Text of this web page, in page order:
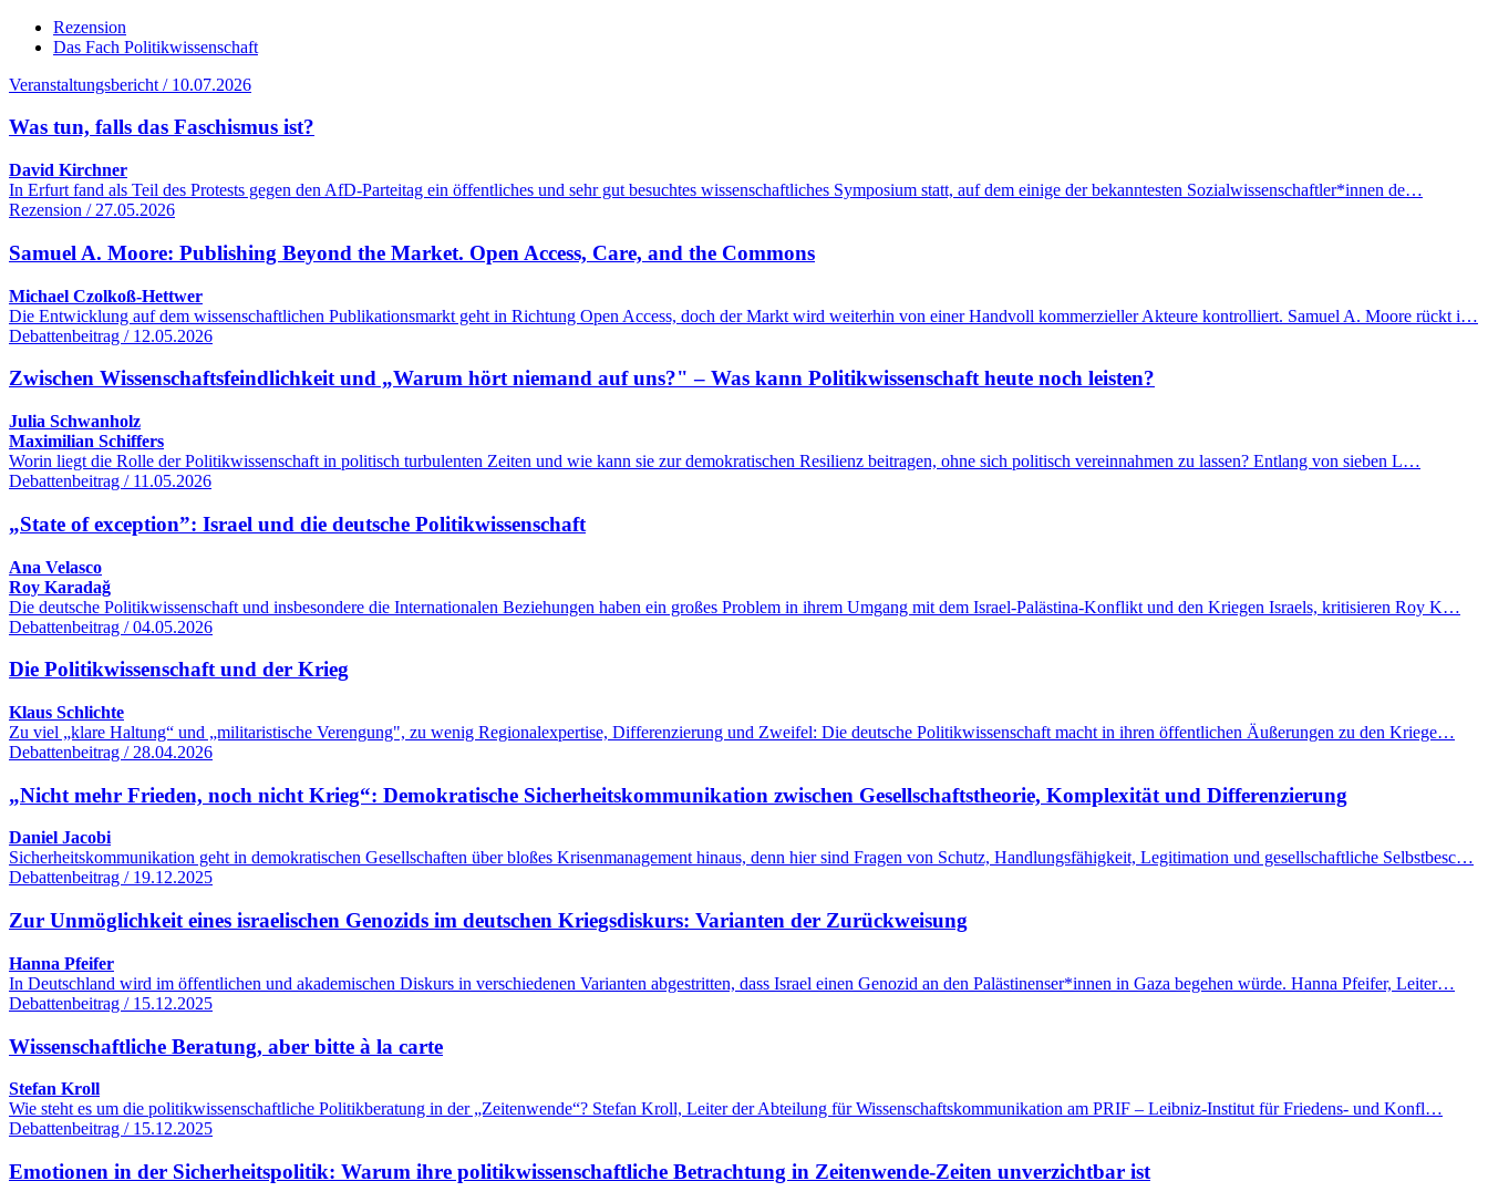
Rezension
Das Fach Politikwissenschaft
Veranstaltungsbericht / 10.07.2026
Was tun, falls das Faschismus ist?
David Kirchner
In Erfurt fand als Teil des Protests gegen den AfD-Parteitag ein öffentliches und sehr gut besuchtes wissenschaftliches Symposium statt, auf dem einige der bekanntesten Sozialwissenschaftler*innen de…
Rezension / 27.05.2026
Samuel A. Moore: Publishing Beyond the Market. Open Access, Care, and the Commons
Michael Czolkoß-Hettwer
Die Entwicklung auf dem wissenschaftlichen Publikationsmarkt geht in Richtung Open Access, doch der Markt wird weiterhin von einer Handvoll kommerzieller Akteure kontrolliert. Samuel A. Moore rückt i…
Debattenbeitrag / 12.05.2026
Zwischen Wissenschaftsfeindlichkeit und „Warum hört niemand auf uns?" – Was kann Politikwissenschaft heute noch leisten?
Julia Schwanholz
Maximilian Schiffers
Worin liegt die Rolle der Politikwissenschaft in politisch turbulenten Zeiten und wie kann sie zur demokratischen Resilienz beitragen, ohne sich politisch vereinnahmen zu lassen? Entlang von sieben L…
Debattenbeitrag / 11.05.2026
„State of exception”: Israel und die deutsche Politikwissenschaft
Ana Velasco
Roy Karadağ
Die deutsche Politikwissenschaft und insbesondere die Internationalen Beziehungen haben ein großes Problem in ihrem Umgang mit dem Israel-Palästina-Konflikt und den Kriegen Israels, kritisieren Roy K…
Debattenbeitrag / 04.05.2026
Die Politikwissenschaft und der Krieg
Klaus Schlichte
Zu viel „klare Haltung“ und „militaristische Verengung", zu wenig Regionalexpertise, Differenzierung und Zweifel: Die deutsche Politikwissenschaft macht in ihren öffentlichen Äußerungen zu den Kriege…
Debattenbeitrag / 28.04.2026
„Nicht mehr Frieden, noch nicht Krieg“: Demokratische Sicherheitskommunikation zwischen Gesellschaftstheorie, Komplexität und Differenzierung
Daniel Jacobi
Sicherheitskommunikation geht in demokratischen Gesellschaften über bloßes Krisenmanagement hinaus, denn hier sind Fragen von Schutz, Handlungsfähigkeit, Legitimation und gesellschaftliche Selbstbesc…
Debattenbeitrag / 19.12.2025
Zur Unmöglichkeit eines israelischen Genozids im deutschen Kriegsdiskurs: Varianten der Zurückweisung
Hanna Pfeifer
In Deutschland wird im öffentlichen und akademischen Diskurs in verschiedenen Varianten abgestritten, dass Israel einen Genozid an den Palästinenser*innen in Gaza begehen würde. Hanna Pfeifer, Leiter…
Debattenbeitrag / 15.12.2025
Wissenschaftliche Beratung, aber bitte à la carte
Stefan Kroll
Wie steht es um die politikwissenschaftliche Politikberatung in der „Zeitenwende“? Stefan Kroll, Leiter der Abteilung für Wissenschaftskommunikation am PRIF – Leibniz-Institut für Friedens- und Konfl…
Debattenbeitrag / 15.12.2025
Emotionen in der Sicherheitspolitik: Warum ihre politikwissenschaftliche Betrachtung in Zeitenwende-Zeiten unverzichtbar ist